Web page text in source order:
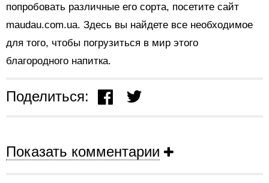
попробовать различные его сорта, посетите сайт
maudau.com.ua. Здесь вы найдете все необходимое
для того, чтобы погрузиться в мир этого
благородного напитка.
Поделиться:
Показать комментарии